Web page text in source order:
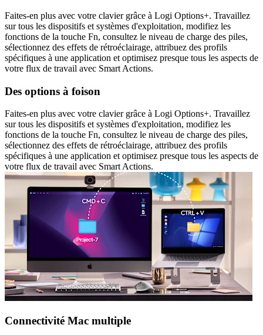
Faites-en plus avec votre clavier grâce à Logi Options+. Travaillez
sur tous les dispositifs et systèmes d'exploitation, modifiez les
fonctions de la touche Fn, consultez le niveau de charge des piles,
sélectionnez des effets de rétroéclairage, attribuez des profils
spécifiques à une application et optimisez presque tous les aspects de
votre flux de travail avec Smart Actions.
Des options à foison
Faites-en plus avec votre clavier grâce à Logi Options+. Travaillez
sur tous les dispositifs et systèmes d'exploitation, modifiez les
fonctions de la touche Fn, consultez le niveau de charge des piles,
sélectionnez des effets de rétroéclairage, attribuez des profils
spécifiques à une application et optimisez presque tous les aspects de
votre flux de travail avec Smart Actions.
Connectivité Mac multiple